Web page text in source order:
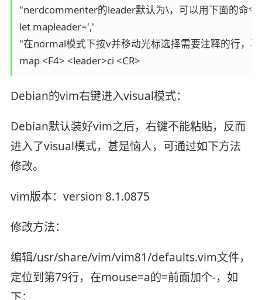
"nerdcommenter的leader默认为\，可以用下面的命令
let mapleader=','
"在normal模式下按v并移动光标选择需要注释的行，
map <F4> <leader>ci <CR>
Debian的vim右键进入visual模式：
Debian默认装好vim之后，右键不能粘贴，反而
进入了visual模式，甚是恼人，可通过如下方法
修改。
vim版本：version 8.1.0875
修改方法：
编辑/usr/share/vim/vim81/defaults.vim文件，
定位到第79行，在mouse=a的=前面加个-，如